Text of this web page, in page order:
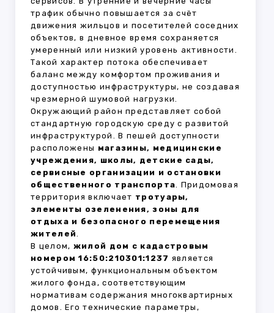
трафик обычно повышается за счёт
движения жильцов и посетителей соседних
объектов, в дневное время сохраняется
умеренный или низкий уровень активности.
Такой характер потока обеспечивает
баланс между комфортом проживания и
доступностью инфраструктуры, не создавая
чрезмерной шумовой нагрузки.
Окружающий район представляет собой
стандартную городскую среду с развитой
инфраструктурой. В пешей доступности
расположены магазины, медицинские
учреждения, школы, детские сады,
сервисные организации и остановки
общественного транспорта. Придомовая
территория включает тротуары,
элементы озеленения, зоны для
отдыха и безопасного перемещения
жителей.
В целом, жилой дом с кадастровым
номером 16:50:210301:1237 является
устойчивым, функциональным объектом
жилого фонда, соответствующим
нормативам содержания многоквартирных
домов. Его технические параметры,